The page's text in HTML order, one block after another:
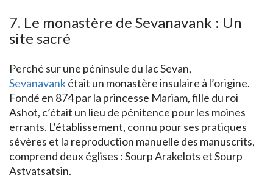
7. Le monastère de Sevanavank : Un
site sacré
Perché sur une péninsule du lac Sevan,
Sevanavankétait un monastère insulaire à l’origine.
Fondé en 874 par la princesse Mariam, fille du roi
Ashot, c’était un lieu de pénitence pour les moines
errants. L’établissement, connu pour ses pratiques
sévères et la reproduction manuelle des manuscrits,
comprend deux églises : Sourp Arakelots et Sourp
Astvatsatsin.